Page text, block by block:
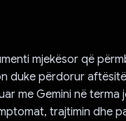
mjekësor që
duke përdorur
me Gemini në terma
trajtimin dhe